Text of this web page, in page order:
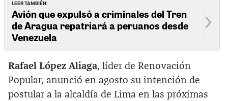
LEER TAMBIÉN:
Avión que expulsó a criminales del Tren
de Aragua repatriará a peruanos desde
Venezuela
Rafael López Aliaga, líder de Renovación
Popular, anunció en agosto su intención de
postular a la alcaldía de Lima en las próximas